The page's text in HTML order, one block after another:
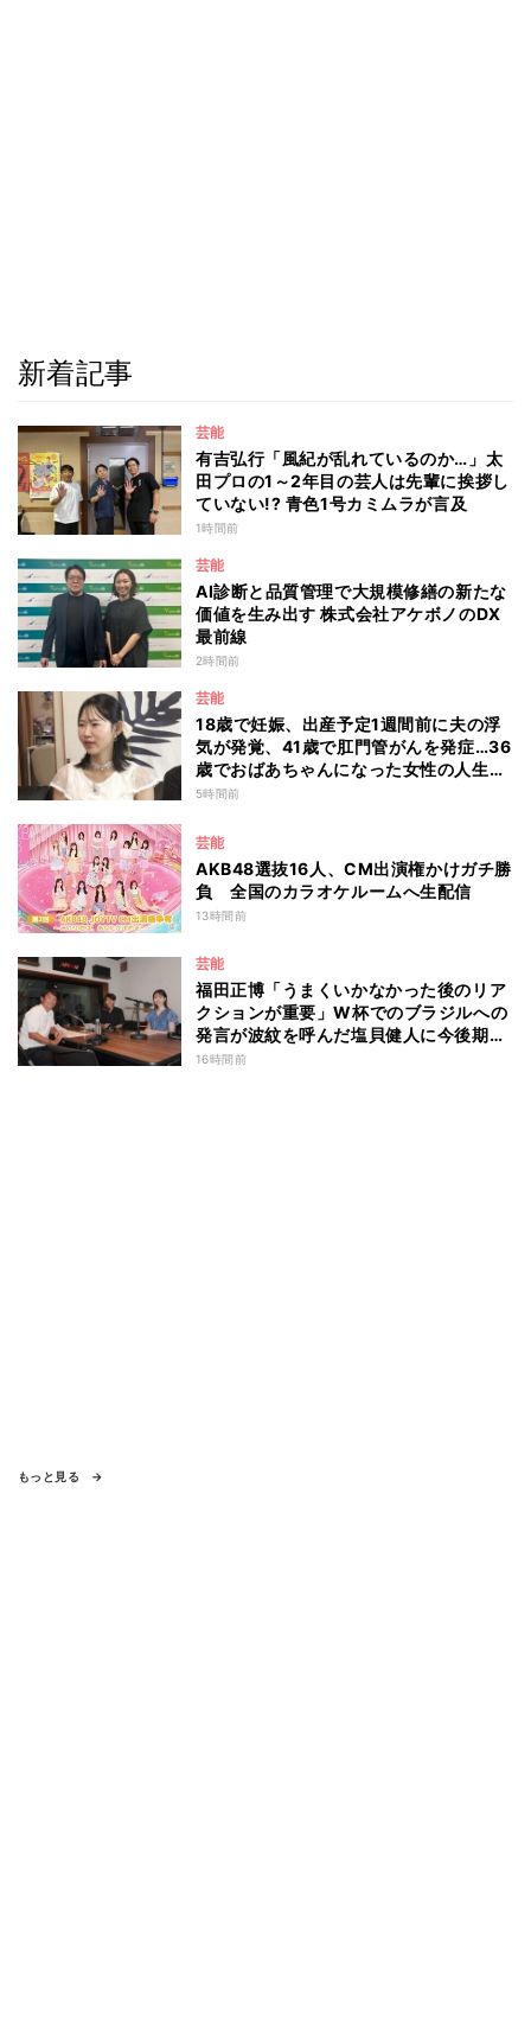
新着記事
芸能
有吉弘行「風紀が乱れているのか…」太
田プロの1～2年目の芸人は先輩に挨拶し
ていない!? 青色1号カミムラが言及
1時間前
芸能
AI診断と品質管理で大規模修繕の新たな
価値を生み出す 株式会社アケボノのDX
最前線
2時間前
芸能
18歳で妊娠、出産予定1週間前に夫の浮
気が発覚、41歳で肛門管がんを発症…36
歳でおばあちゃんになった女性の人生に
島田珠代も思わず涙 『愛のハイエナ
5時間前
芸能
AKB48選抜16人、CM出演権かけガチ勝
負 全国のカラオケルームへ生配信
13時間前
芸能
福田正博「うまくいかなかった後のリア
クションが重要」W杯でのブラジルへの
発言が波紋を呼んだ塩貝健人に今後期待
することは？
16時間前
もっと見る